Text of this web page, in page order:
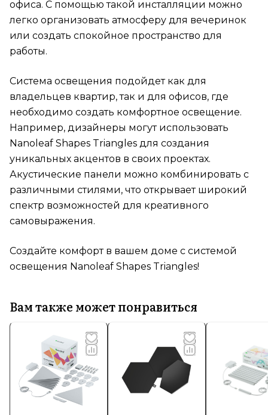
офиса. С помощью такой инсталляции можно
легко организовать атмосферу для вечеринок
или создать спокойное пространство для
работы.
Система освещения подойдет как для
владельцев квартир, так и для офисов, где
необходимо создать комфортное освещение.
Например, дизайнеры могут использовать
Nanoleaf Shapes Triangles для создания
уникальных акцентов в своих проектах.
Акустические панели можно комбинировать с
различными стилями, что открывает широкий
спектр возможностей для креативного
самовыражения.
Создайте комфорт в вашем доме с системой
освещения Nanoleaf Shapes Triangles!
Вам также может понравиться